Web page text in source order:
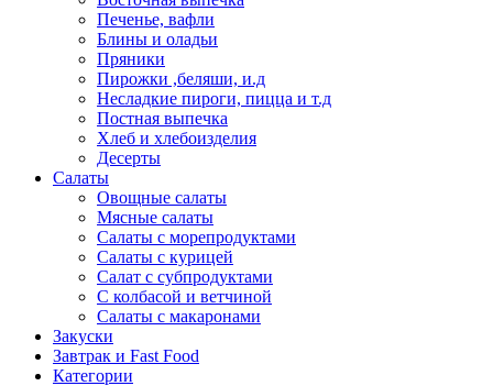
Печенье, вафли
Блины и оладьи
Пряники
Пирожки ,беляши, и.д
Несладкие пироги, пицца и т.д
Постная выпечка
Хлеб и хлебоизделия
Десерты
Салаты
Овощные салаты
Мясные салаты
Салаты с морепродуктами
Салаты с курицей
Салат с субпродуктами
С колбасой и ветчиной
Салаты с макаронами
Закуски
Завтрак и Fast Food
Категории